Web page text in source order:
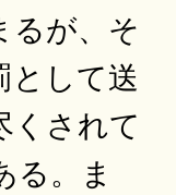
るが、そ
として送
くされて
る。ま